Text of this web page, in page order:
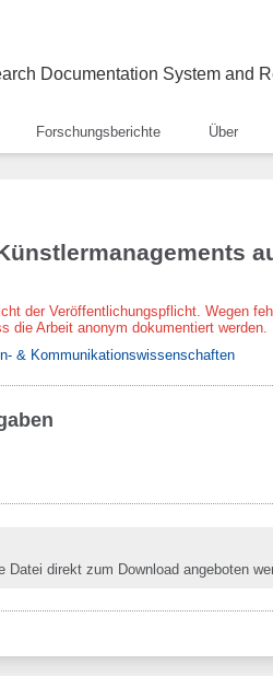
Documentation System and
Forschungsberichte Über
der Veröffentlichungspflicht. Wegen
die Arbeit anonym dokumentiert werden.
& Kommunikationswissenschaften
Datei direkt zum Download angeboten